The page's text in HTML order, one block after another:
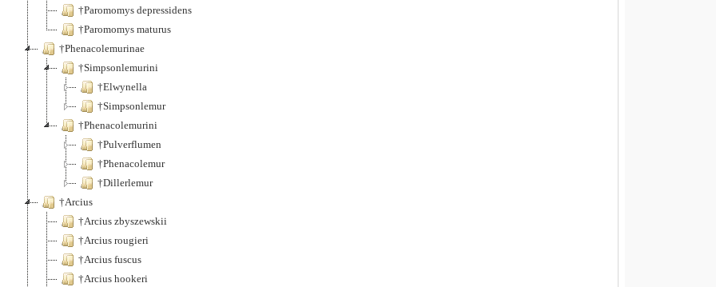
†Paromomys depressidens
†Paromomys maturus
†Phenacolemurinae
†Simpsonlemurini
†Elwynella
†Simpsonlemur
†Phenacolemurini
†Pulverflumen
†Phenacolemur
†Dillerlemur
†Arcius
†Arcius zbyszewskii
†Arcius rougieri
†Arcius fuscus
†Arcius hookeri